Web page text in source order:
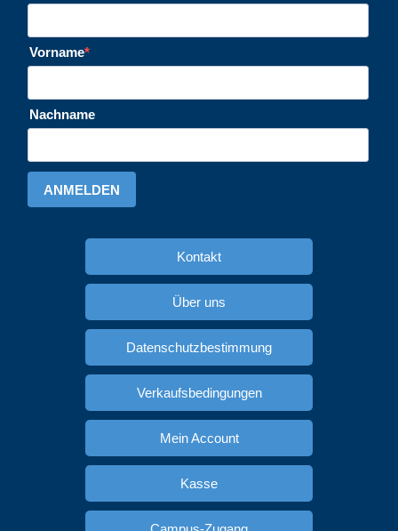
Vorname
Nachname
ANMELDEN
Kontakt
Über uns
Datenschutzbestimmung
Verkaufsbedingungen
Mein Account
Kasse